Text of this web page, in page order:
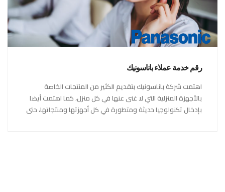
رقم خدمة عملاء باناسونيك
اهتمت شركة باناسونيك بتقديم الكثير من المنتجات الخاصة
بالأجهزة المنزلية التي لا غنى عنها في كل منزل، كما اهتمت أيضا
بإدخال تكنولوجيا حديثة ومتطورة في كل أجهزتها ومنتجاتها، حتى